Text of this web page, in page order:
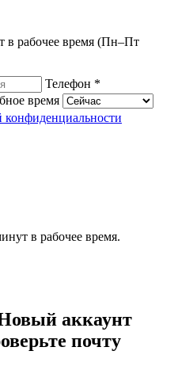
в рабочее время (Пн–Пт
Телефон *
время
конфиденциальности
в рабочее время.
аккаунт
почту